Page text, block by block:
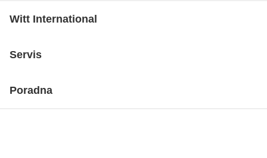
Witt International
Servis
Poradna